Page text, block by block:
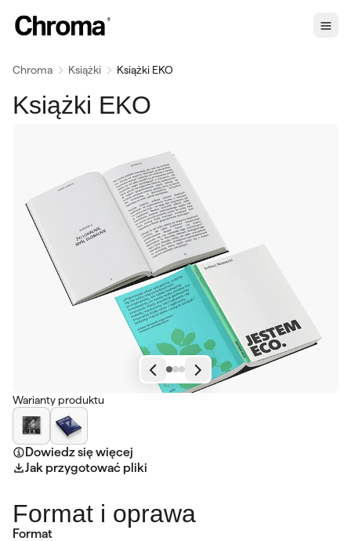
Chroma Książki Książki EKO
Książki EKO
Warianty produktu
Dowiedz się więcej
Jak przygotować pliki
Format i oprawa
Format